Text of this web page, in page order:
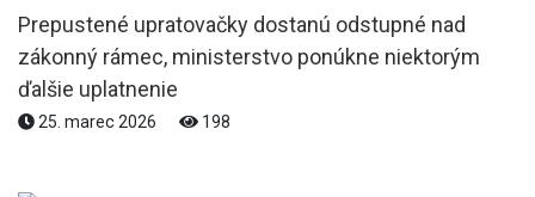
Prepustené upratovačky dostanú odstupné nad
zákonný rámec, ministerstvo ponúkne niektorým
ďalšie uplatnenie
25. marec 2026 198